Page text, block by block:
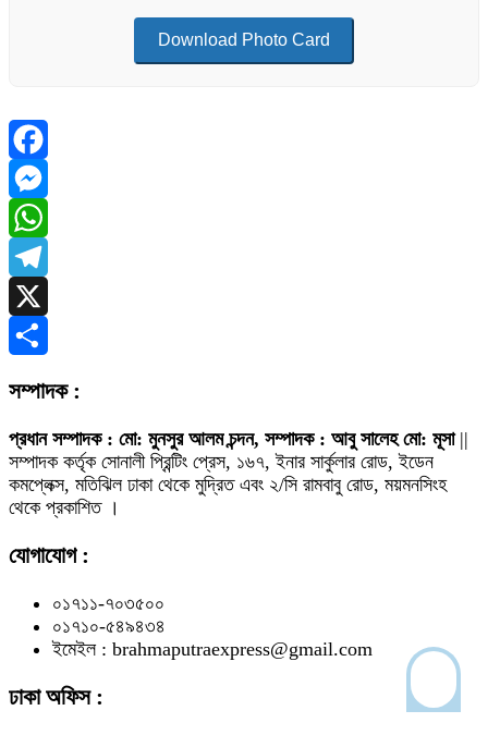
Download Photo Card
Facebook
Messenger
WhatsApp
Telegram
X
সম্পাদক :
প্রধান সম্পাদক : মো: মুনসুর আলম চন্দন, সম্পাদক : আবু সালেহ মো: মূসা||
সম্পাদক কর্তৃক সোনালী প্রিন্টিং প্রেস, ১৬৭, ইনার সার্কুলার রোড, ইডেন
কমপ্লেক্স, মতিঝিল ঢাকা থেকে মুদ্রিত এবং ২/সি রামবাবু রোড, ময়মনসিংহ
থেকে প্রকাশিত ।
যোগাযোগ :
০১৭১১-৭০৩৫০০
০১৭১০-৫৪৯৪৩৪
ইমেইল : brahmaputraexpress@gmail.com
ঢাকা অফিস :